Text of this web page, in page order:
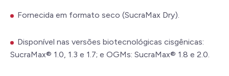
Fornecida em formato seco (SucraMax Dry).
Disponível nas versões biotecnológicas cisgênicas:
SucraMax® 1.0, 1.3 e 1.7; e OGMs: SucraMax® 1.8 e 2.0.